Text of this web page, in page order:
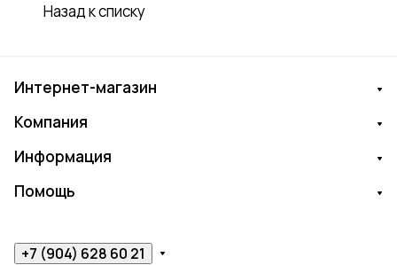
Назад к списку
Интернет-магазин
Компания
Информация
Помощь
+7 (904) 628 60 21